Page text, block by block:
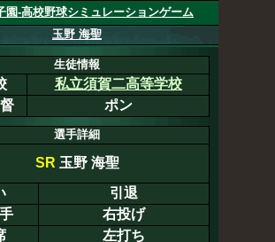
園-高校野球シミュレーションゲーム
玉野 海聖
生徒情報
私立須賀二高等学校
ポン
選手詳細
SR 玉野 海聖
引退
右投げ
左打ち